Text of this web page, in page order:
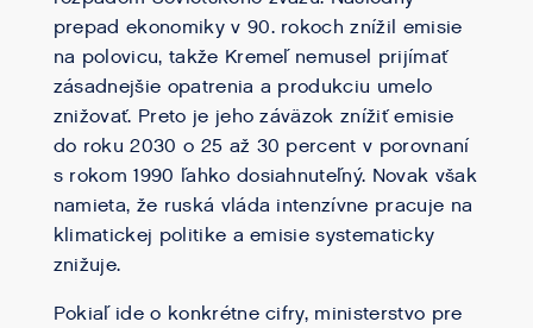
prepad ekonomiky v 90. rokoch znížil emisie
na polovicu, takže Kremeľ nemusel prijímať
zásadnejšie opatrenia a produkciu umelo
znižovať. Preto je jeho záväzok znížiť emisie
do roku 2030 o 25 až 30 percent v porovnaní
s rokom 1990 ľahko dosiahnuteľný. Novak však
namieta, že ruská vláda intenzívne pracuje na
klimatickej politike a emisie systematicky
znižuje.
Pokiaľ ide o konkrétne cifry, ministerstvo pre